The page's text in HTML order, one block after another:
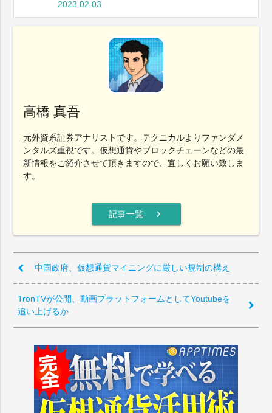
2023.02.03
高橋 真吾
元外資系証券アナリストです。テクニカルよりファンダメ
ンタルズ重視です。仮想通貨やブロックチェーンなどの最
新情報をご紹介させて頂きますので、宜しくお願い致しま
す。
記事一覧 chevron_right
中国政府、仮想通貨マイニングに厳しい規制の構え
TronTVが公開、動画プラットフォームとしてYoutubeを
追い上げるか